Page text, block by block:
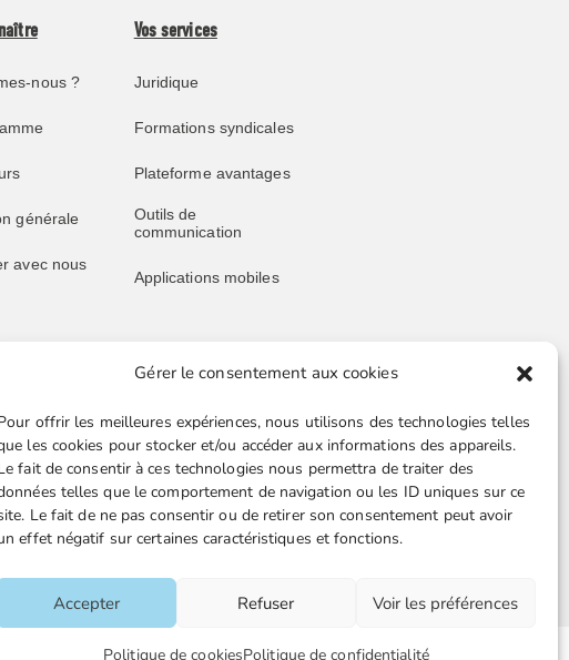
Gérer le consentement aux cookies
offrir les meilleures expériences, nous utilisons des technologies telles
les cookies pour stocker et/ou accéder aux informations des appareils.
fait de consentir à ces technologies nous permettra de traiter des
telles que le comportement de navigation ou les ID uniques sur ce
Le fait de ne pas consentir ou de retirer son consentement peut avoir
effet négatif sur certaines caractéristiques et fonctions.
Accepter Refuser Voir les préférences
Politique de cookiesPolitique de confidentialité
nous ?
générale
avec nous
Vos services
Juridique
Formations syndicales
Plateforme avantages
Outils de
communication
Applications mobiles
FGTA-
Liens utiles
Boutique en ligne
Espace Presse
Nos partenaires
Mentions